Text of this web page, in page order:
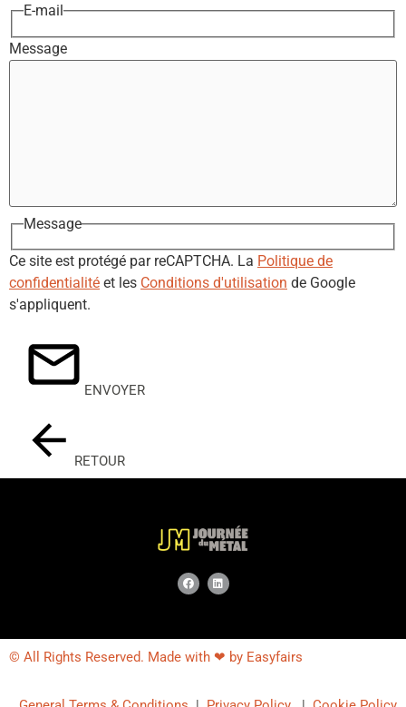
E-mail
Message
Message
Ce site est protégé par reCAPTCHA. La Politique de
confidentialité et les Conditions d'utilisation de Google
s'appliquent.
ENVOYER
RETOUR
© All Rights Reserved. Made with ❤ by Easyfairs